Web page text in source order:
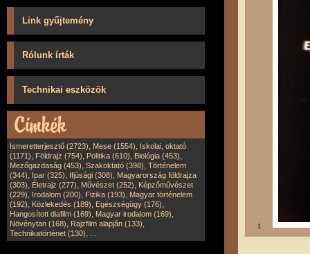
Link gyűjtemény
Rólunk írták
Technikai eszközök
Ismeretterjesztő (2723), Mese (1554), Iskolai, oktató
(1171), Földrajz (754), Politika (610), Biológia (453),
Mezőgazdaság (453), Szakoktató (398), Történelem
(344), Ipar (325), Ifjúsági (308), Magyarország földrajza
(303), Életrajz (277), Művészet (252), Képzőművészet
(229), Irodalom (200), Fizika (193), Magyar történelem
(192), Közlekedés (189), Egészségügy (176),
Hangosított diafilm (169), Magyar irodalom (169),
Növénytan (168), Rajzfilm alapján (133),
Technikatörténet (130),
1